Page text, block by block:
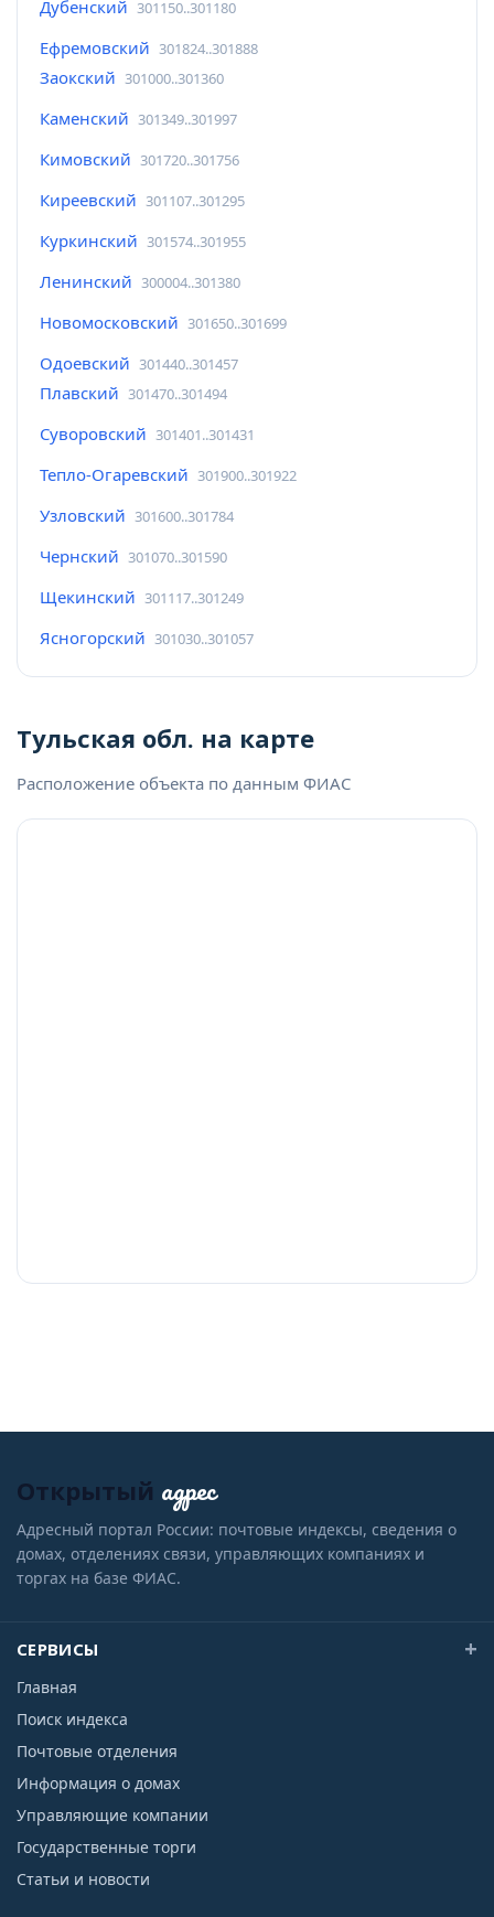
Дубенский 301150..301180
Ефремовский 301824..301888
Заокский 301000..301360
Каменский 301349..301997
Кимовский 301720..301756
Киреевский 301107..301295
Куркинский 301574..301955
Ленинский 300004..301380
Новомосковский 301650..301699
Одоевский 301440..301457
Плавский 301470..301494
Суворовский 301401..301431
Тепло-Огаревский 301900..301922
Узловский 301600..301784
Чернский 301070..301590
Щекинский 301117..301249
Ясногорский 301030..301057
Тульская обл. на карте
Расположение объекта по данным ФИАС
Открытый адрес
Адресный портал России: почтовые индексы, сведения о
домах, отделениях связи, управляющих компаниях и
торгах на базе ФИАС.
СЕРВИСЫ
Главная
Поиск индекса
Почтовые отделения
Информация о домах
Управляющие компании
Государственные торги
Статьи и новости